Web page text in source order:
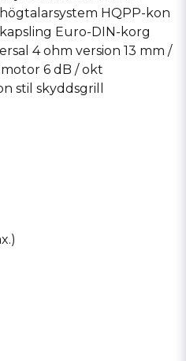
HQPP-kon
Euro-DIN-korg
4 ohm version 13 mm /
6 dB / okt
stil skyddsgrill